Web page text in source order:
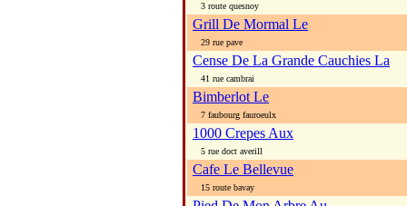
3 route quesnoy
Grill De Mormal Le
29 rue pave
Cense De La Grande Cauchies La
41 rue cambrai
Bimberlot Le
7 faubourg fauroeulx
1000 Crepes Aux
5 rue doct averill
Cafe Le Bellevue
15 route bavay